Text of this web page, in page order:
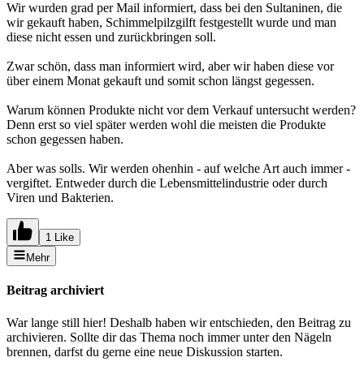
Wir wurden grad per Mail informiert, dass bei den Sultaninen, die
wir gekauft haben, Schimmelpilzgilft festgestellt wurde und man
diese nicht essen und zurückbringen soll.
Zwar schön, dass man informiert wird, aber wir haben diese vor
über einem Monat gekauft und somit schon längst gegessen.
Warum können Produkte nicht vor dem Verkauf untersucht werden?
Denn erst so viel später werden wohl die meisten die Produkte
schon gegessen haben.
Aber was solls. Wir werden ohenhin - auf welche Art auch immer -
vergiftet. Entweder durch die Lebensmittelindustrie oder durch
Viren und Bakterien.
1 Like
Mehr
Beitrag archiviert
War lange still hier! Deshalb haben wir entschieden, den Beitrag zu
archivieren. Sollte dir das Thema noch immer unter den Nägeln
brennen, darfst du gerne eine neue Diskussion starten.